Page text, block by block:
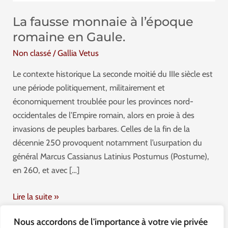
Nous accordons de l'importance à votre vie privée
La fausse monnaie à l’époque
romaine en Gaule.
Non classé /Gallia Vetus
Le contexte historique La seconde moitié du IIIe siècle est
une période politiquement, militairement et
économiquement troublée pour les provinces nord-
occidentales de l’Empire romain, alors en proie à des
invasions de peuples barbares. Celles de la fin de la
décennie 250 provoquent notamment l’usurpation du
général Marcus Cassianus Latinius Postumus (Postume),
en 260, et avec […]
Lire la suite »